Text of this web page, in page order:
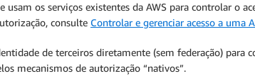
os serviços existentes da AWS para controlar o
consulte Controlar e gerenciar acesso a uma
de terceiros diretamente (sem federação) para
mecanismos de autorização “nativos”.